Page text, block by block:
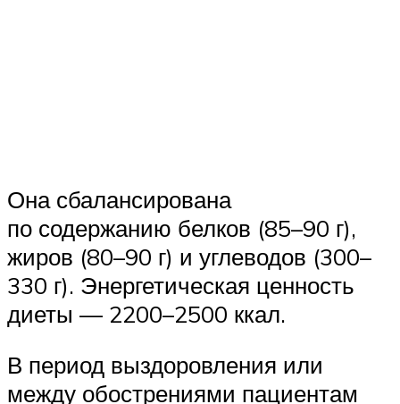
Она сбалансирована
по содержанию белков (85–90 г),
жиров (80–90 г) и углеводов (300–
330 г). Энергетическая ценность
диеты — 2200–2500 ккал.
В период выздоровления или
между обострениями пациентам